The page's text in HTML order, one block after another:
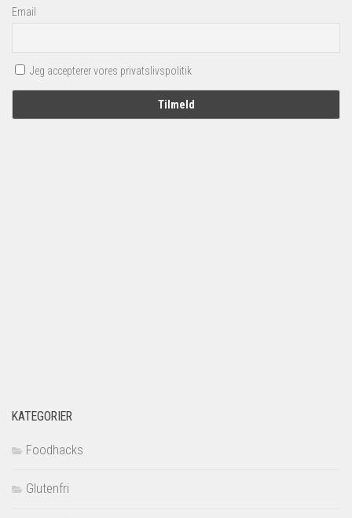
Email
Jeg accepterer vores privatslivspolitik
KATEGORIER
Foodhacks
Glutenfri